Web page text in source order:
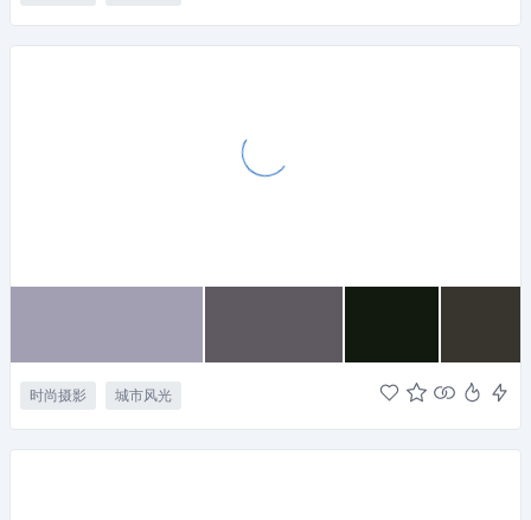
时尚摄影 城市风光